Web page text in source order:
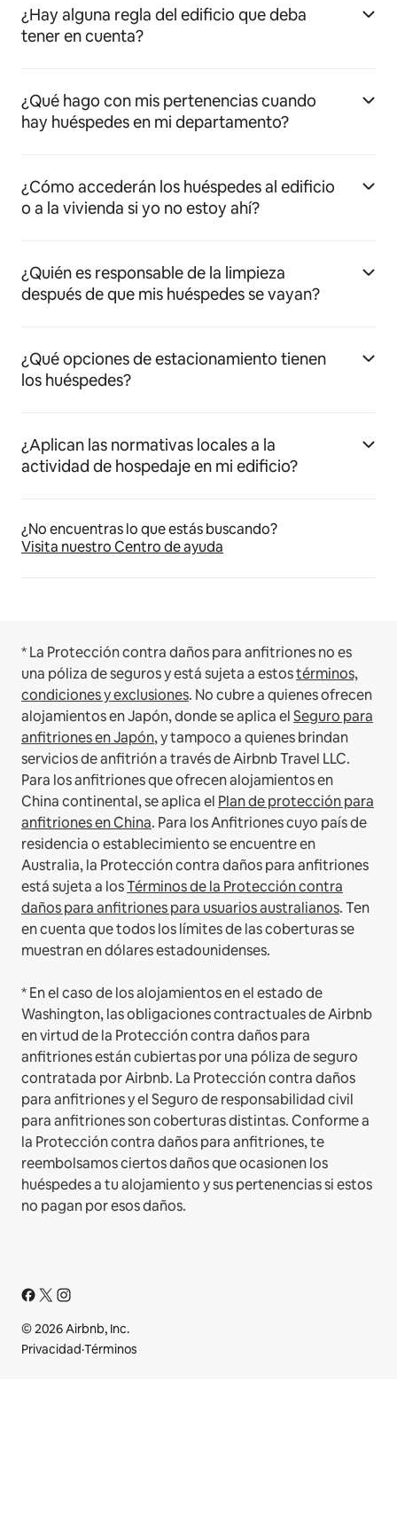
¿Hay alguna regla del edificio que deba
tener en cuenta?
¿Qué hago con mis pertenencias cuando
hay huéspedes en mi departamento?
¿Cómo accederán los huéspedes al edificio
o a la vivienda si yo no estoy ahí?
¿Quién es responsable de la limpieza
después de que mis huéspedes se vayan?
¿Qué opciones de estacionamiento tienen
los huéspedes?
¿Aplican las normativas locales a la
actividad de hospedaje en mi edificio?
¿No encuentras lo que estás buscando?
Visita nuestro Centro de ayuda
* La Protección contra daños para anfitriones no es
una póliza de seguros y está sujeta a estostérminos,
condiciones y exclusiones. No cubre a quienes ofrecen
alojamientos en Japón, donde se aplica elSeguro para
anfitriones en Japón, y tampoco a quienes brindan
servicios de anfitrión a través de Airbnb Travel LLC.
Para los anfitriones que ofrecen alojamientos en
China continental, se aplica el Plan de protección para
anfitriones en China. Para los Anfitriones cuyo país de
residencia o establecimiento se encuentre en
Australia, la Protección contra daños para anfitriones
está sujeta a losTérminos de la Protección contra
daños para anfitriones para usuarios australianos. Ten
en cuenta que todos los límites de las coberturas se
muestran en dólares estadounidenses.
* En el caso de los alojamientos en el estado de
Washington, las obligaciones contractuales de Airbnb
en virtud de la Protección contra daños para
anfitriones están cubiertas por una póliza de seguro
contratada por Airbnb. La Protección contra daños
para anfitriones y el Seguro de responsabilidad civil
para anfitriones son coberturas distintas. Conforme a
la Protección contra daños para anfitriones, te
reembolsamos ciertos daños que ocasionen los
huéspedes a tu alojamiento y sus pertenencias si estos
no pagan por esos daños.
© 2026 Airbnb, Inc.
Privacidad·Términos